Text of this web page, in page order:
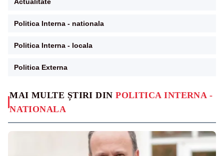
MAI MULTE ȘTIRI DINPOLITICA INTERNA -
NATIONALA
Politica Interna - nationala
Politica Interna - locala
Politica Externa